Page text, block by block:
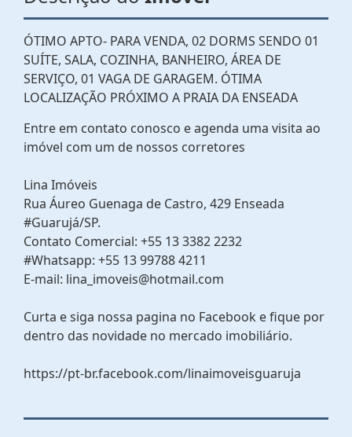
ÓTIMO APTO- PARA VENDA, 02 DORMS SENDO 01
SUÍTE, SALA, COZINHA, BANHEIRO, ÁREA DE
SERVIÇO, 01 VAGA DE GARAGEM. ÓTIMA
LOCALIZAÇÃO PRÓXIMO A PRAIA DA ENSEADA
Entre em contato conosco e agenda uma visita ao
imóvel com um de nossos corretores
Lina Imóveis
Rua Áureo Guenaga de Castro, 429 Enseada
#Guarujá/SP.
Contato Comercial: +55 13 3382 2232
#Whatsapp: +55 13 99788 4211
E-mail: lina_imoveis@hotmail.com
Curta e siga nossa pagina no Facebook e fique por
dentro das novidade no mercado imobiliário.
https://pt-br.facebook.com/linaimoveisguaruja